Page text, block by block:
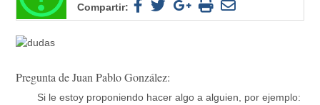
Compartir:
Pregunta de Juan Pablo González:
Si le estoy proponiendo hacer algo a alguien, por ejemplo: